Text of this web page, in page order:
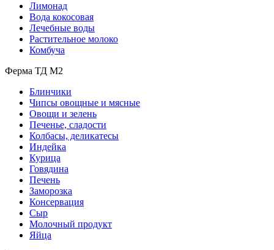
Лимонад
Вода кокосовая
Лечебные воды
Растительное молоко
Комбуча
Ферма ТД М2
Блинчики
Чипсы овощные и мясные
Овощи и зелень
Печенье, сладости
Колбасы, деликатесы
Индейка
Курица
Говядина
Печень
Заморозка
Консервация
Сыр
Молочный продукт
Яйца